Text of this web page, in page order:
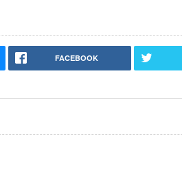
FACEBOOK